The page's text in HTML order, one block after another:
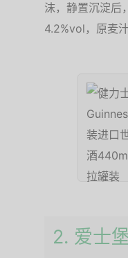
沫，静置沉淀后
4.2%vol，原麦
2. 爱士